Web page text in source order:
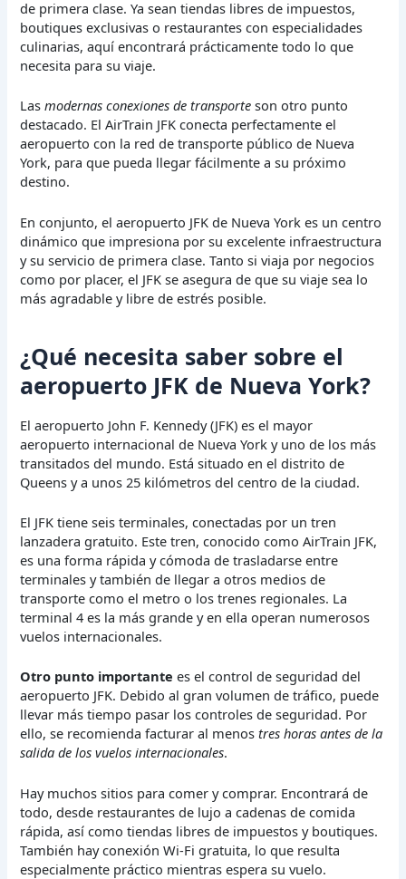
de primera clase. Ya sean tiendas libres de impuestos,
boutiques exclusivas o restaurantes con especialidades
culinarias, aquí encontrará prácticamente todo lo que
necesita para su viaje.
Lasmodernas conexiones de transporte son otro punto
destacado. El AirTrain JFK conecta perfectamente el
aeropuerto con la red de transporte público de Nueva
York, para que pueda llegar fácilmente a su próximo
destino.
En conjunto, el aeropuerto JFK de Nueva York es un centro
dinámico que impresiona por su excelente infraestructura
y su servicio de primera clase. Tanto si viaja por negocios
como por placer, el JFK se asegura de que su viaje sea lo
más agradable y libre de estrés posible.
¿Qué necesita saber sobre el
aeropuerto JFK de Nueva York?
El aeropuerto John F. Kennedy (JFK) es el mayor
aeropuerto internacional de Nueva York y uno de los más
transitados del mundo. Está situado en el distrito de
Queens y a unos 25 kilómetros del centro de la ciudad.
El JFK tiene seis terminales, conectadas por un tren
lanzadera gratuito. Este tren, conocido como AirTrain JFK,
es una forma rápida y cómoda de trasladarse entre
terminales y también de llegar a otros medios de
transporte como el metro o los trenes regionales. La
terminal 4 es la más grande y en ella operan numerosos
vuelos internacionales.
Otro punto importante es el control de seguridad del
aeropuerto JFK. Debido al gran volumen de tráfico, puede
llevar más tiempo pasar los controles de seguridad. Por
ello, se recomienda facturar al menostres horas antes de la
salida de los vuelos internacionales.
Hay muchos sitios para comer y comprar. Encontrará de
todo, desde restaurantes de lujo a cadenas de comida
rápida, así como tiendas libres de impuestos y boutiques.
También hay conexión Wi-Fi gratuita, lo que resulta
especialmente práctico mientras espera su vuelo.